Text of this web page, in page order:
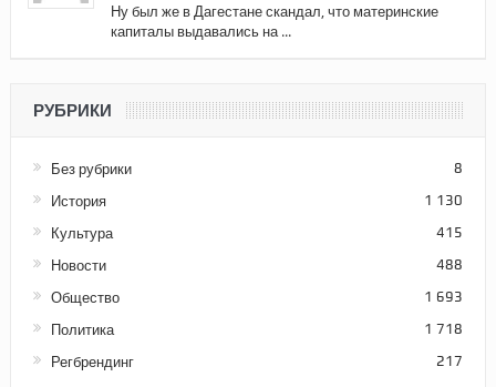
Ну был же в Дагестане скандал, что материнские
капиталы выдавались на ...
РУБРИКИ
Без рубрики 8
История 1 130
Культура 415
Новости 488
Общество 1 693
Политика 1 718
Регбрендинг 217